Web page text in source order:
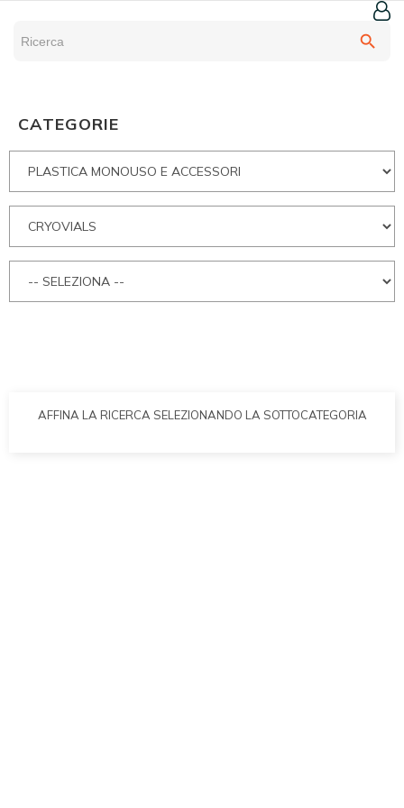
search
CATEGORIE
AFFINA LA RICERCA SELEZIONANDO LA SOTTOCATEGORIA